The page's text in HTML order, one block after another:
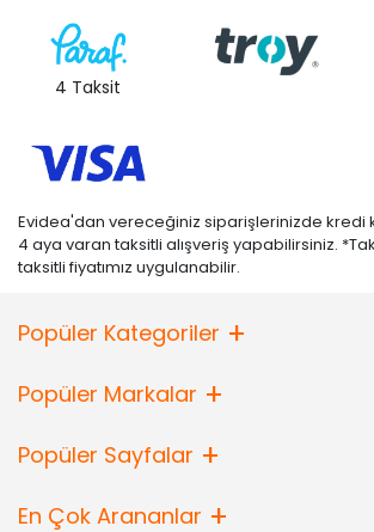
4 Taksit
Evidea'dan vereceğiniz siparişlerinizde kredi
4 aya varan taksitli alışveriş yapabilirsiniz.
taksitli fiyatımız uygulanabilir.
Popüler Kategoriler
Popüler Markalar
Popüler Sayfalar
En Çok Arananlar